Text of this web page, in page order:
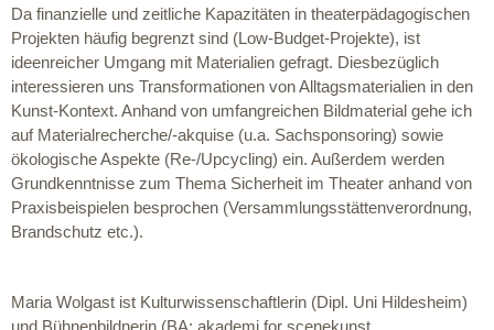
Da finanzielle und zeitliche Kapazitäten in theaterpädagogischen
Projekten häufig begrenzt sind (Low-Budget-Projekte), ist
ideenreicher Umgang mit Materialien gefragt. Diesbezüglich
interessieren uns Transformationen von Alltagsmaterialien in den
Kunst-Kontext. Anhand von umfangreichen Bildmaterial gehe ich
auf Materialrecherche/-akquise (u.a. Sachsponsoring) sowie
ökologische Aspekte (Re-/Upcycling) ein. Außerdem werden
Grundkenntnisse zum Thema Sicherheit im Theater anhand von
Praxisbeispielen besprochen (Versammlungsstättenverordnung,
Brandschutz etc.).
Maria Wolgast ist Kulturwissenschaftlerin (Dipl. Uni Hildesheim)
und Bühnenbildnerin (BA: akademi for scenekunst